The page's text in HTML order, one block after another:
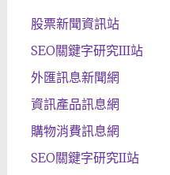
股票新聞資訊站
SEO關鍵字研究III站
外匯訊息新聞網
資訊產品訊息網
購物消費訊息網
SEO關鍵字研究II站